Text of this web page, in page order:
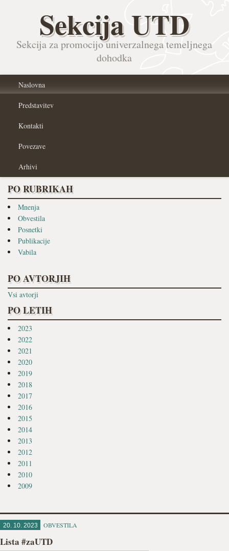
Sekcija UTD
Sekcija za promocijo univerzalnega temeljnega
dohodka
Naslovna
Predstavitev
Kontakti
Povezave
Arhivi
PO RUBRIKAH
Mnenja
Obvestila
Posnetki
Publikacije
Vabila
PO AVTORJIH
Vsi avtorji
PO LETIH
2023
2022
2021
2020
2019
2018
2017
2016
2015
2014
2013
2012
2011
2010
2009
20. 10. 2023 OBVESTILA
Lista #zaUTD